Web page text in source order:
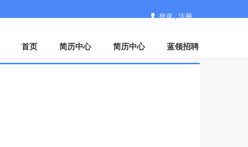
登录|注册
首页 简历中心 简历中心 蓝领招聘